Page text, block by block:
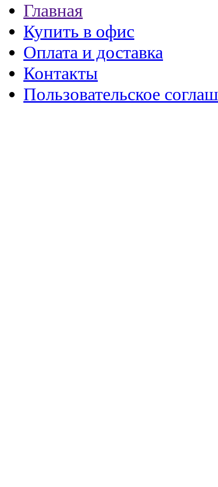
Главная
Купить в офис
Оплата и доставка
Контакты
Пользовательское